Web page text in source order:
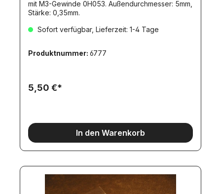
mit M3-Gewinde 0H053. Außendurchmesser: 5mm,
Stärke: 0,35mm.
Sofort verfügbar, Lieferzeit: 1-4 Tage
Produktnummer: 6777
5,50 €*
In den Warenkorb